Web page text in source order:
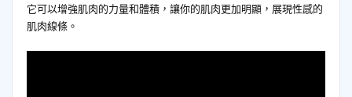
它可以增強肌肉的力量和體積，讓你的肌肉更加明顯，展現性感的
肌肉線條。